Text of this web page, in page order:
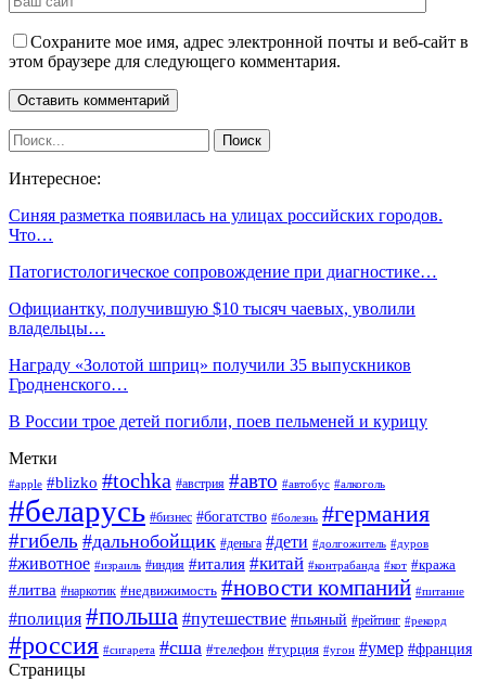
Сохраните мое имя, адрес электронной почты и веб-сайт в
этом браузере для следующего комментария.
Интересное:
Синяя разметка появилась на улицах российских городов.
Что…
Патогистологическое сопровождение при диагностике…
Официантку, получившую $10 тысяч чаевых, уволили
владельцы…
Награду «Золотой шприц» получили 35 выпускников
Гродненского…
В России трое детей погибли, поев пельменей и курицу
Метки
#apple #blizko #tochka #австрия #авто #автобус #алкоголь
#беларусь #бизнес #богатство #болезнь #германия
#гибель #дальнобойщик #деньга #дети #долгожитель #дуров
#животное #израиль #индия #италия #китай #контрабанда #кот #кража
#литва #наркотик #недвижимость #новости компаний #питание
#полиция #польша #путешествие #пьяный #рейтинг #рекорд
#россия #сигарета #сша #телефон #турция #угон #умер #франция
Страницы